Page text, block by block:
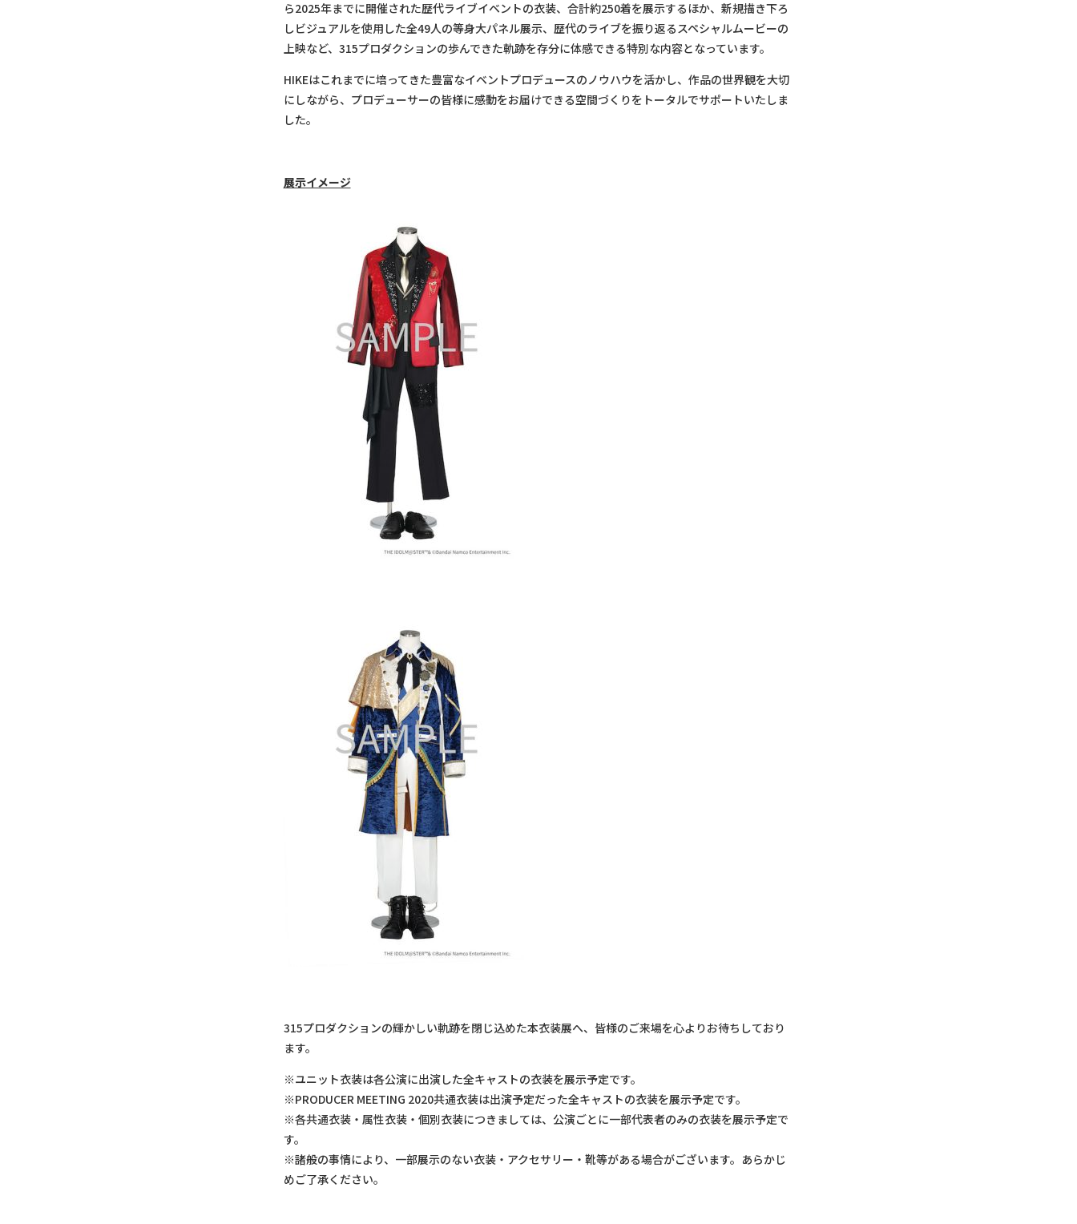
ら2025年までに開催された歴代ライブイベントの衣装、合計約250着を展示するほか、新規描き下ろ
しビジュアルを使用した全49人の等身大パネル展示、歴代のライブを振り返るスペシャルムービーの
上映など、315プロダクションの歩んできた軌跡を存分に体感できる特別な内容となっています。
HIKEはこれまでに培ってきた豊富なイベントプロデュースのノウハウを活かし、作品の世界観を大切
にしながら、プロデューサーの皆様に感動をお届けできる空間づくりをトータルでサポートいたしま
した。
展示イメージ
315プロダクションの輝かしい軌跡を閉じ込めた本衣装展へ、皆様のご来場を心よりお待ちしており
ます。
※ユニット衣装は各公演に出演した全キャストの衣装を展示予定です。
※PRODUCER MEETING 2020共通衣装は出演予定だった全キャストの衣装を展示予定です。
※各共通衣装・属性衣装・個別衣装につきましては、公演ごとに一部代表者のみの衣装を展示予定で
す。
※諸般の事情により、一部展示のない衣装・アクセサリー・靴等がある場合がございます。あらかじ
めご了承ください。